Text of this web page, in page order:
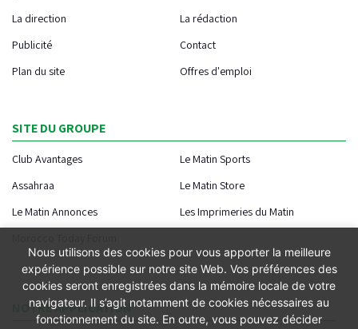
La direction
La rédaction
Publicité
Contact
Plan du site
Offres d'emploi
SITE DU GROUPE
Club Avantages
Le Matin Sports
Assahraa
Le Matin Store
Le Matin Annonces
Les Imprimeries du Matin
NOTRE APPLICATION
Nous utilisons des cookies pour vous apporter la meilleure
expérience possible sur notre site Web. Vos préférences des
cookies seront enregistrées dans la mémoire locale de votre
navigateur. Il s’agit notamment de cookies nécessaires au
fonctionnement du site. En outre, vous pouvez décider